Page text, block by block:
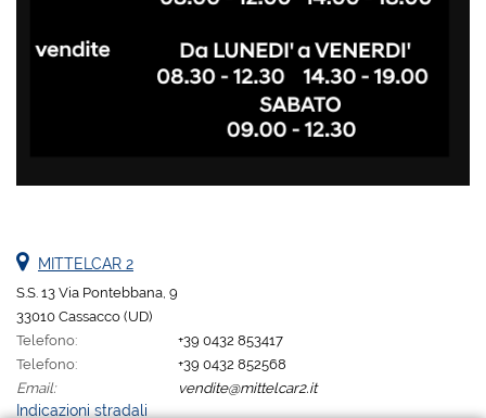
MITTELCAR 2
S.S. 13 Via Pontebbana, 9
33010 Cassacco (UD)
Telefono:
+39 0432 853417
Telefono:
+39 0432 852568
Email:
vendite@mittelcar2.it
Indicazioni stradali